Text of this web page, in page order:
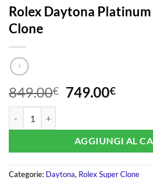
Rolex Daytona
Clone
849.00€ Il
era:
849.00€.
749.00€Il
è:
AGGIUNGI AL
Categorie: Daytona, Rolex Super Clone